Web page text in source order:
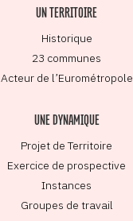
UN TERRITOIRE
Historique
23 communes
Acteur de l’Eurométropole
UNE DYNAMIQUE
Projet de Territoire
Exercice de prospective
Instances
Groupes de travail